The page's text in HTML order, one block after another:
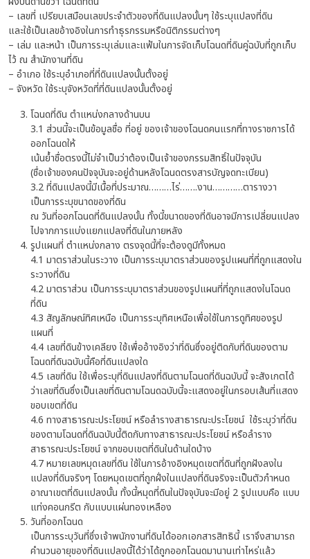
– เลขที่ เปรียบเสมือนเลขประจำตัวของที่ดินแปลงนั้นๆ ใช้ระบุแปลงที่ดิน
และใช้เป็นเลขอ้างอิงในการทำธุรกรรมหรือนิติกรรมต่างๆ
– เล่ม และหน้า เป็นการระบุเล่มและแฟ้มในการจัดเก็บโฉนดที่ดินคู่ฉบับที่ถูกเก็บ
ไว้ ณ สำนักงานที่ดิน
– อำเภอ ใช้ระบุอำเภอที่ที่ดินแปลงนั้นตั้งอยู่
– จังหวัด ใช้ระบุจังหวัดที่ที่ดินแปลงนั้นตั้งอยู่
โฉนดที่ดิน ตำแหน่งกลางด้านบน
3.1 ส่วนนี้จะเป็นข้อมูลชื่อ ที่อยู่ ของเจ้าของโฉนดคนแรกที่ทางราชการได้
ออกโฉนดให้
เน้นย้ำชื่อตรงนี้ไม่จำเป็นว่าต้องเป็นเจ้าของกรรมสิทธิ์ในปัจจุบัน
(ชื่อเจ้าของคนปัจจุบันจะอยู่ด้านหลังโฉนดตรงสารบัญจดทะเบียน)
3.2 ที่ดินแปลงนี้มีเนื้อที่ประมาณ………ไร่…….งาน…………ตารางวา
เป็นการระบุขนาดของที่ดิน
ณ วันที่ออกโฉนดที่ดินแปลงนั้น ทั้งนี้ขนาดของที่ดินอาจมีการเปลี่ยนแปลง
ไปจากการแบ่งแยกแปลงที่ดินในภายหลัง
รูปแผนที่ ตำแหน่งกลาง ตรงจุดนี้ที่จะต้องดูมีทั้งหมด
4.1 มาตราส่วนในระวาง เป็นการระบุมาตราส่วนของรูปแผนที่ที่ถูกแสดงใน
ระวางที่ดิน
4.2 มาตราส่วน เป็นการระบุมาตราส่วนของรูปแผนที่ที่ถูกแสดงในโฉนด
ที่ดิน
4.3 สัญลักษณ์ทิศเหนือ เป็นการระบุทิศเหนือเพื่อใช้ในการดูทิศของรูป
แผนที่
4.4 เลขที่ดินข้างเคลียง ใช้เพื่ออ้างอิงว่าที่ดินซึ่งอยู่ติดกับที่ดินของตาม
โฉนดที่ดินฉบับนี้คือที่ดินแปลงใด
4.5 เลขที่ดิน ใช้เพื่อระบุที่ดินแปลงที่ดินตามโฉนดที่ดินฉบับนี้ จะสังเกตได้
ว่าเลขที่ดินซึ่งเป็นเลขที่ดินตามโฉนดฉบับนี้จะแสดงอยู่ในกรอบเส้นที่แสดง
ขอบเขตที่ดิน
4.6 ทางสาธารณะประโยชน์ หรือลำรางสาธารณะประโยชน์ ใช้ระบุว่าที่ดิน
ของตามโฉนดที่ดินฉบับนี้ติดกับทางสาธารณะประโยชน์ หรือลำราง
สาธารณะประโยชน์ จากขอบเขตที่ดินในด้านใดบ้าง
4.7 หมายเลขหมุดเลขที่ดิน ใช้ในการอ้างอิงหมุดเขตที่ดินที่ถูกฝังลงใน
แปลงที่ดินจริงๆ โดยหมุดเขตที่ถูกฝั่งในแปลงที่ดินจริงจะเป็นตัวกำหนด
อาณาเขตที่ดินแปลงนั้น ทั้งนี้หมุดที่ดินในปัจจุบันจะมีอยู่ 2 รูปแบบคือ แบบ
แท่งคอนกรีต กับแบบแผ่นทองเหลือง
วันที่ออกโฉนด
เป็นการระบุวันที่ซึ่งเจ้าพนักงานที่ดินได้ออกเอกสารสิทธินี้ เราจึงสามารถ
คำนวนอายุของที่ดินแปลงนี้ได้ว่าได้ถูกออกโฉนดมานานเท่าไหร่แล้ว